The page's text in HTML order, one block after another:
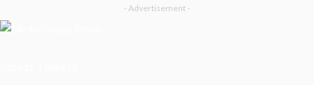
- Advertisement -